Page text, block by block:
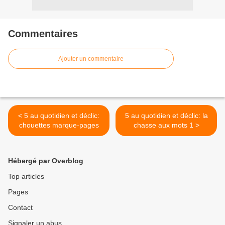
Commentaires
Ajouter un commentaire
< 5 au quotidien et déclic:
chouettes marque-pages
5 au quotidien et déclic: la
chasse aux mots 1 >
Hébergé par Overblog
Top articles
Pages
Contact
Signaler un abus